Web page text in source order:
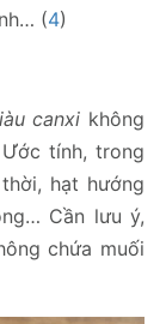
(4)
canxi không
tính, trong
hạt hướng
Cần lưu ý,
chứa muối